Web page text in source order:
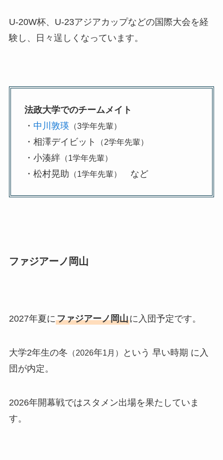
U-20W杯、U-23アジアカップなどの国際大会を経
験し、日々逞しくなっています。
法政大学でのチームメイト
・ 中川敦瑛（3学年先輩）
・相澤デイビット （2学年先輩）
・小湊絆（1学年先輩）
・松村晃助 （1学年先輩） など
ファジアーノ岡山
2027年夏にファジアーノ岡山に入団予定です。
大学2年生の冬 （2026年1月）
という 早い時期 に入
団が内定。
2026年開幕戦ではスタメン出場を果たしていま
す。